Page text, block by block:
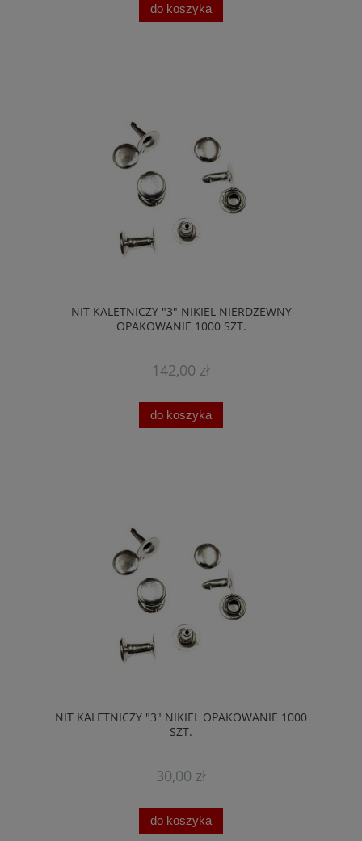
do koszyka
NIT KALETNICZY "3" NIKIEL NIERDZEWNY
OPAKOWANIE 1000 SZT.
142,00 zł
do koszyka
NIT KALETNICZY "3" NIKIEL OPAKOWANIE 1000
SZT.
30,00 zł
do koszyka